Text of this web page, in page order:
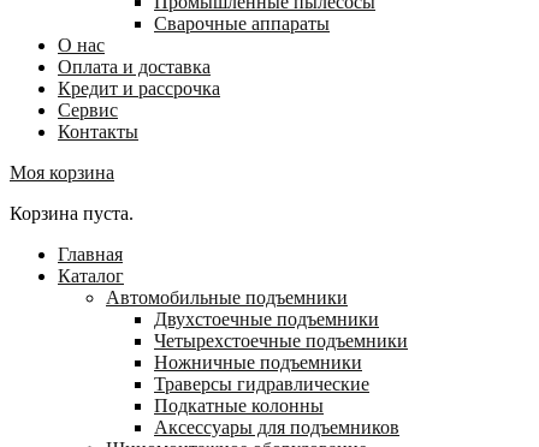
Сварочные аппараты
О нас
Оплата и доставка
Кредит и рассрочка
Сервис
Контакты
Моя корзина
Корзина пуста.
Главная
Каталог
Автомобильные подъемники
Двухстоечные подъемники
Четырехстоечные подъемники
Ножничные подъемники
Траверсы гидравлические
Подкатные колонны
Аксессуары для подъемников